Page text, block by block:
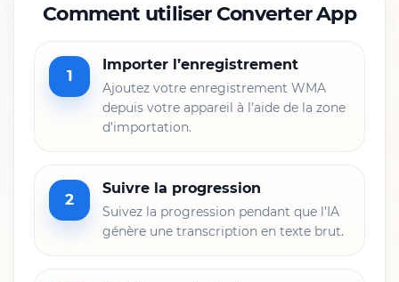
Comment utiliser Converter App
1
Importer l’enregistrement
Ajoutez votre enregistrement WMA
depuis votre appareil à l’aide de la zone
d’importation.
2
Suivre la progression
Suivez la progression pendant que l’IA
génère une transcription en texte brut.